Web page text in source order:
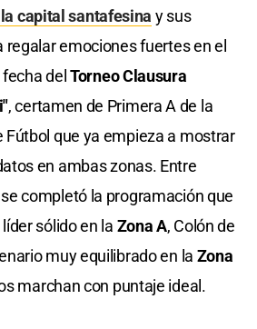
capital santafesina y sus
regalar emociones fuertes en el
delTorneo Clausura
, certamen de Primera A de la
Fútbol que ya empieza a mostrar
en ambas zonas. Entre
completó la programación que
sólido en la Zona A, Colón de
muy equilibrado en la Zona
marchan con puntaje ideal.